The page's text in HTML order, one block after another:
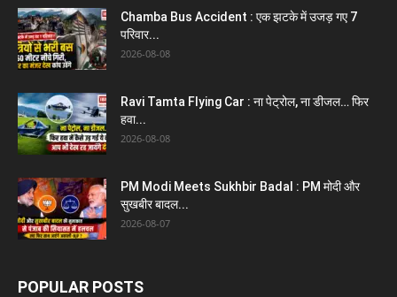
Chamba Bus Accident : एक झटके में उजड़ गए 7
परिवार...
2026-08-08
Ravi Tamta Flying Car : ना पेट्रोल, ना डीजल… फिर
हवा...
2026-08-08
PM Modi Meets Sukhbir Badal : PM मोदी और
सुखबीर बादल...
2026-08-07
POPULAR POSTS